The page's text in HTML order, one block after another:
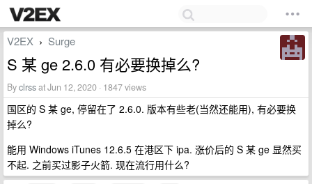
V2EX › Surge
S 某 ge 2.6.0 有必要换掉么?
Byclrssat Jun 12, 2020 · 1847 views
国区的 S 某 ge, 停留在了 2.6.0. 版本有些老(当然还能用), 有必要换
掉么?
能用 Windows iTunes 12.6.5 在港区下 ipa. 涨价后的 S 某 ge 显然买
不起. 之前买过影子火箭. 现在流行用什么?